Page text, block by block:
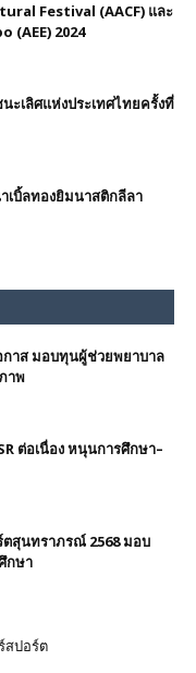
Festival (AACF) และ
(AEE) 2024
ะเลิศแห่งประเทศไทยครั้งที่
เบิ้ลทองยิมนาสติกลีลา
าส มอบทุนผู้ช่วยพยาบาล
าพ
ต่อเนื่อง หนุนการศึกษา–
สุนทราภรณ์ 2568 มอบ
กษา
สปอร์ต